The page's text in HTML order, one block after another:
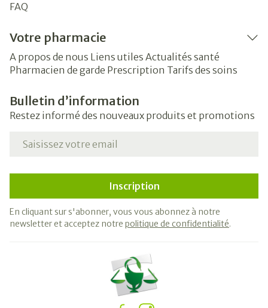
FAQ
Votre pharmacie
A propos de nous Liens utiles Actualités santé
Pharmacien de garde Prescription Tarifs des soins
Bulletin d’information
Restez informé des nouveaux produits et promotions
Adresse mail
Inscription
En cliquant sur s'abonner, vous vous abonnez à notre
newsletter et acceptez notre politique de confidentialité.